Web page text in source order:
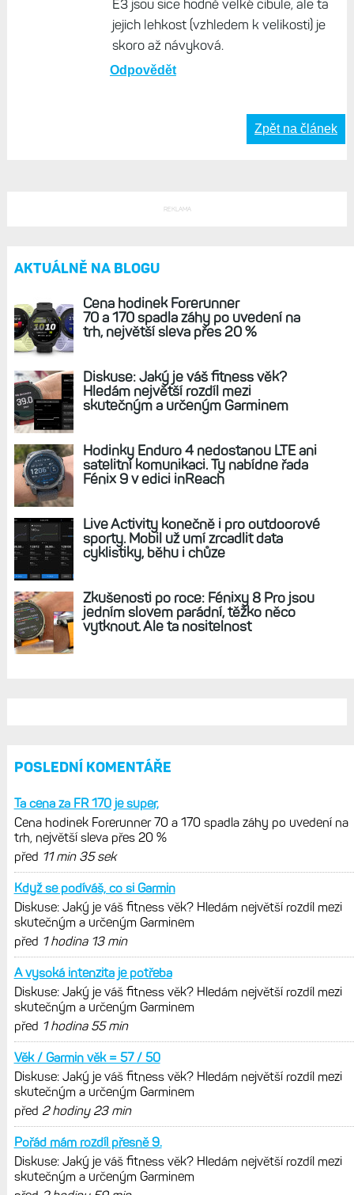
Já bych Enduro 3 upřednostnil oproti F8, i
kdyby stály stejně. Lehčí, lepší mechanika
tlačítek (sice se nesmí mačkat pod vodou,
ale to nepotřebuju), absence mikrofonu.
Odpovědět
Zpět na článek
REKLAMA
Diskuse: Jaký je váš fitness věk?
skutečným a určeným Garminem
Hodinky Enduro 4 nedostanou LTE ani
satelitní komunikaci. Ty nabídne řada
Fénix 9 v edici inReach
Live Activity konečně i pro outdoorové
sporty. Mobil už umí zrcadlit data
cyklistiky, běhu i chůze
Zkušenosti po roce: Fénixy 8 Pro jsou
jedním slovem parádní, těžko něco
vytknout. Ale ta nositelnost